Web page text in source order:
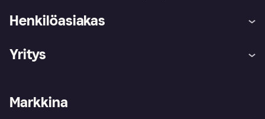
Henkilöasiakas
Kirjaudu sisään
Tutustu kauppoihin
Ostajan turva
Yritys
Kirjaudu sisään yrityksenä
Markkina